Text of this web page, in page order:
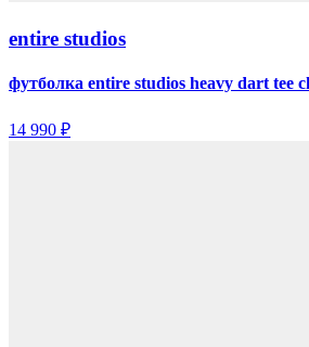
entire studios
футболка entire studios heavy dart tee
14 990 ₽